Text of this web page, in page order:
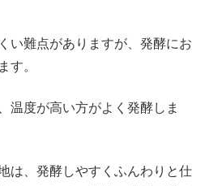
い難点がありますが、発酵にお
す。
温度が高い方がよく発酵しま
は、発酵しやすくふんわりと仕